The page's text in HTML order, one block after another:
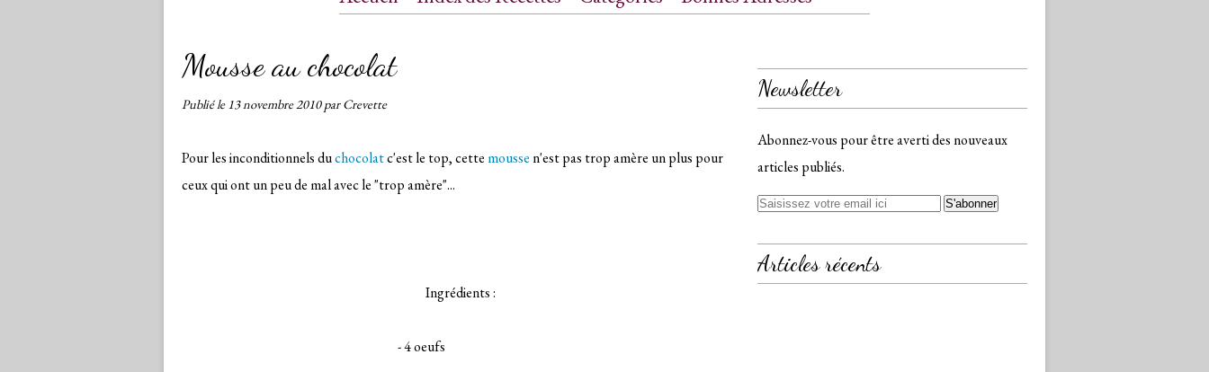
Mousse au chocolat
Publié le13 novembre 2010par Crevette
Pour les inconditionnels duchocolatc'est le top, cette moussen'est pas trop amère un plus pour
ceux qui ont un peu de mal avec le "trop amère"...
Ingrédients :
- 4 oeufs
Newsletter
Abonnez-vous pour être averti des nouveaux
articles publiés.
Articles récents